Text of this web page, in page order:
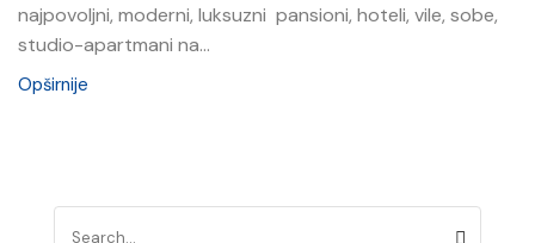
najpovoljni, moderni, luksuzni pansioni, hoteli, vile, sobe,
studio-apartmani na...
Opširnije